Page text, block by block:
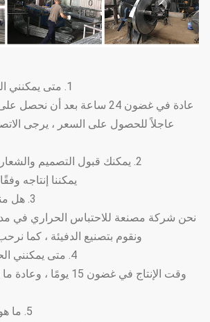
1. متى يمكنني الحصول على السعر؟
عادة في غضون 24 ساعة بعد أن
عاجلاً للحصول على السعر ، يرجى
2. يمكنك قبول التصميم والشعار والنمط الخاصة بنا؟
يمكننا إنتاجه
3. هل منتج أو شركة تجارية؟
نحن شركة مصنعة للاحتباس الحراري في
ونقوم بتصنيع الدفيئة ، كما
4. متى يمكنني الحصول على البضائع؟
5. ما هو افضل سعر لديكم؟